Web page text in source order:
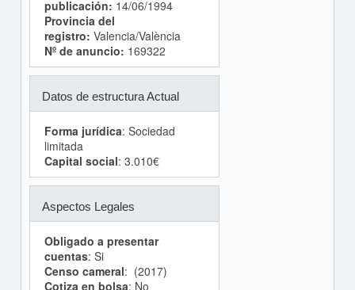
publicación: 14/06/1994
Provincia del
registro: Valencia/València
Nº de anuncio: 169322
Datos de estructura Actual
Forma jurídica: Sociedad
limitada
Capital social: 3.010€
Aspectos Legales
Obligado a presentar
cuentas: Si
Censo cameral: (2017)
Cotiza en bolsa: No